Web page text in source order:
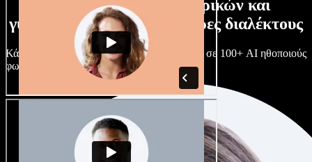
Τεράστια συλλογή ανδρικών και
γυναικείων φωνών με άπειρες διαλέκτους
Κάθε έργο είναι μοναδικό. Διάλεξε ανάμεσα σε 100+ AI ηθοποιούς
φωνής & διαλέκτους και κάν’ τους όπως θες.